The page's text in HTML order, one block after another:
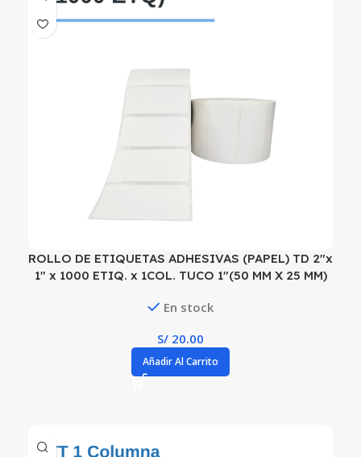
ROLLO DE ETIQUETAS ADHESIVAS (PAPEL) TD 2″x
1″ x 1000 ETIQ. x 1COL. TUCO 1″(50 MM X 25 MM)
En stock
S/ 20.00
Añadir Al Carrito